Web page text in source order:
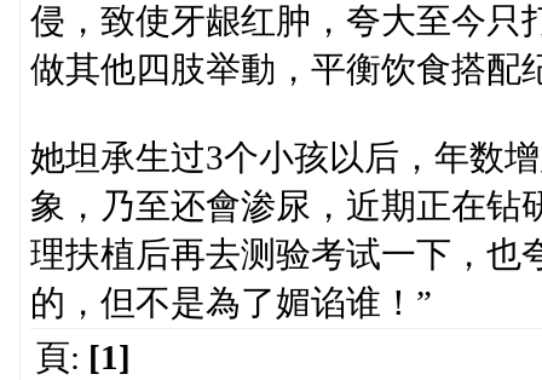
侵，致使牙龈红肿，夸大至今只
做其他四肢举動，平衡饮食搭配
她坦承生过3个小孩以后，年数
象，乃至还會渗尿，近期正在钻
理扶植后再去测验考试一下，也
的，但不是為了媚谄谁！”
頁: [1]